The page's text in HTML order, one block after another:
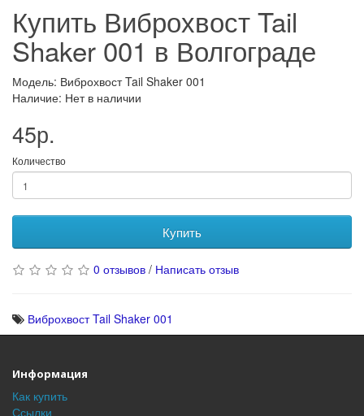
Купить Виброхвост Tail
Shaker 001 в Волгограде
Модель: Виброхвост Tail Shaker 001
Наличие: Нет в наличии
45р.
Количество
Купить
0 отзывов / Написать отзыв
Виброхвост Tail Shaker 001
Информация
Как купить
Ссылки